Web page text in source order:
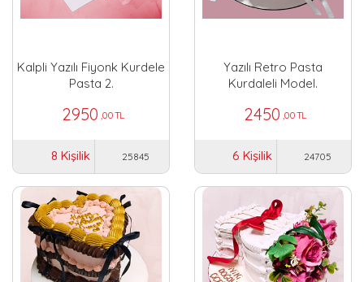
Kalpli Yazılı Fiyonk Kurdele
Pasta 2.
2950 ,00 TL
8 Kişilik 25845
Yazılı Retro Pasta
Kurdaleli Model.
2450 ,00 TL
6 Kişilik 24705